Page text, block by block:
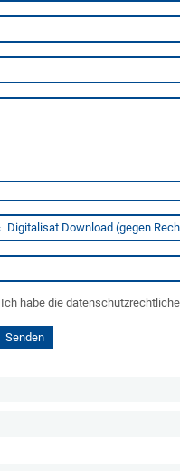
Ich habe die